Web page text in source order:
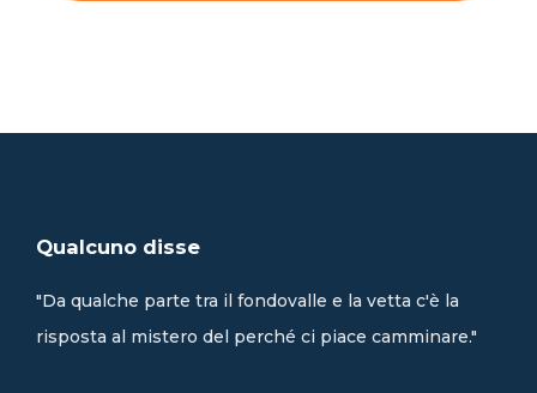
Qualcuno disse
"Da qualche parte tra il fondovalle e la vetta c'è la
risposta al mistero del perché ci piace camminare."